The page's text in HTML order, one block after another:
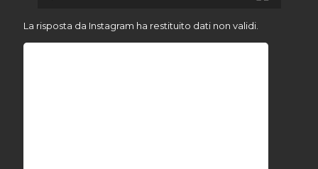
La risposta da Instagram ha restituito dati non validi.